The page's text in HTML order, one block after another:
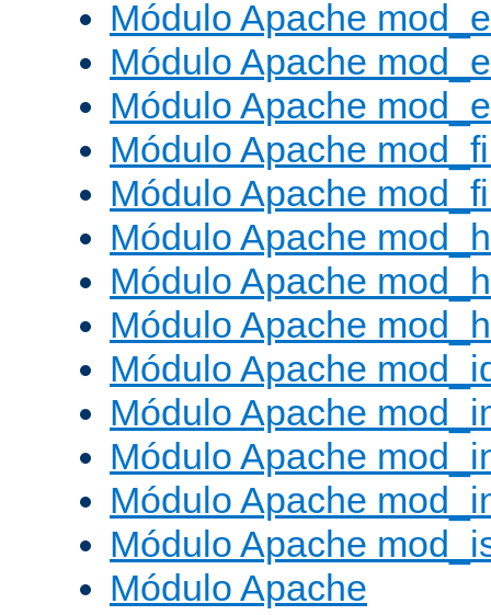
Módulo Apache
Módulo Apache
Módulo Apache
Módulo Apache
Módulo Apache
Módulo Apache
Módulo Apache
Módulo Apache
Módulo Apache
Módulo Apache
Módulo Apache
Módulo Apache
Módulo Apache
Módulo Apache